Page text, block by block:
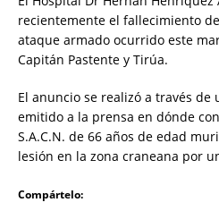
recientemente el fallecimiento
ataque armado ocurrido este
Capitán Pastente y Tirúa.
El anuncio se realizó a través de
emitido a la prensa en dónde
S.A.C.N. de 66 años de edad
lesión en la zona craneana por
Compártelo: